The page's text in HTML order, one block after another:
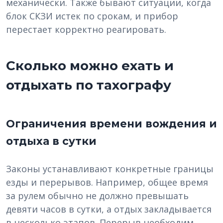
механически. Также бывают ситуации, когда
блок СКЗИ истек по срокам, и прибор
перестает корректно реагировать.
Сколько можно ехать и
отдыхать по тахографу
Ограничения времени вождения и
отдыха в сутки
Законы устанавливают конкретные границы
езды и перерывов. Например, общее время
за рулем обычно не должно превышать
девяти часов в сутки, а отдых закладывается